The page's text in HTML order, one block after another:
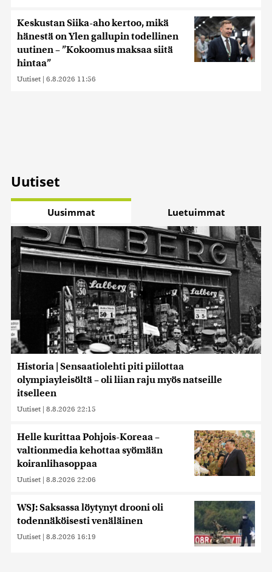
Keskustan Siika-aho kertoo, mikä
hänestä on Ylen gallupin todellinen
uutinen – ”Kokoomus maksaa siitä
hintaa”
Uutiset | 6.8.2026 11:56
Uutiset
Uusimmat Luetuimmat
Historia | Sensaatiolehti piti piilottaa
olympiayleisöltä – oli liian raju myös natseille
itselleen
Uutiset | 8.8.2026 22:15
Helle kurittaa Pohjois-Koreaa –
valtionmedia kehottaa syömään
koiranlihasoppaa
Uutiset | 8.8.2026 22:06
WSJ: Saksassa löytynyt drooni oli
todennäköisesti venäläinen
Uutiset | 8.8.2026 16:19